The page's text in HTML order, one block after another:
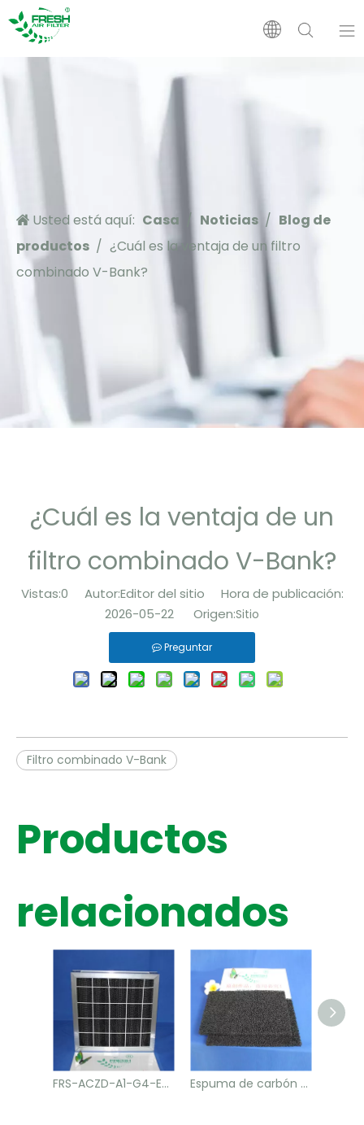
Solicitud
Contáctenos
Usted está aquí: Casa / Noticias / Blog de
productos / ¿Cuál es la ventaja de un filtro
combinado V-Bank?
¿Cuál es la ventaja de un
filtro combinado V-Bank?
Vistas:0 Autor:Editor del sitio Hora de publicación:
2026-05-22 Origen:Sitio
Preguntar
Filtro combinado V-Bank
Productos
relacionados
FRS-ACZD-A1-G4-E0 Filtro de aire previo plisado de carbón activado para eliminación de olores Espuma de carbón activado granular